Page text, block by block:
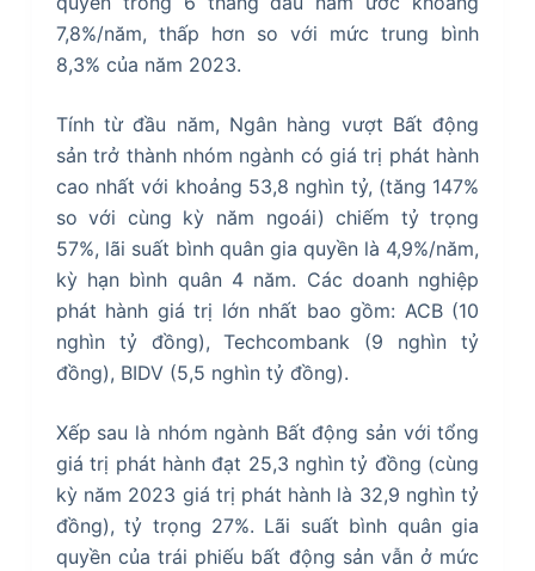
7,8%/năm, thấp hơn so với mức trung bình
8,3% của năm 2023.
Tính từ đầu năm, Ngân hàng vượt Bất động
sản trở thành nhóm ngành có giá trị phát hành
cao nhất với khoảng 53,8 nghìn tỷ, (tăng 147%
so với cùng kỳ năm ngoái) chiếm tỷ trọng
57%, lãi suất bình quân gia quyền là 4,9%/năm,
kỳ hạn bình quân 4 năm. Các doanh nghiệp
phát hành giá trị lớn nhất bao gồm: ACB (10
nghìn tỷ đồng), Techcombank (9 nghìn tỷ
đồng), BIDV (5,5 nghìn tỷ đồng).
Xếp sau là nhóm ngành Bất động sản với tổng
giá trị phát hành đạt 25,3 nghìn tỷ đồng (cùng
kỳ năm 2023 giá trị phát hành là 32,9 nghìn tỷ
đồng), tỷ trọng 27%. Lãi suất bình quân gia
quyền của trái phiếu bất động sản vẫn ở mức